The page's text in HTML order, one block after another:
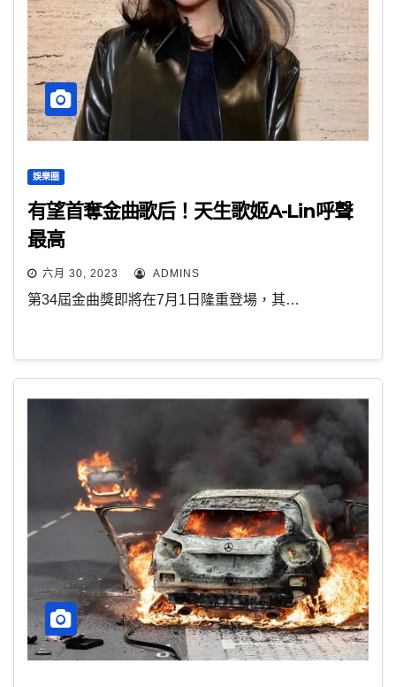
娛樂圈
有望首奪金曲歌后！天生歌姬A-Lin呼聲
最高
六月 30, 2023 ADMINS
第34屆金曲獎即將在7月1日隆重登場，其…